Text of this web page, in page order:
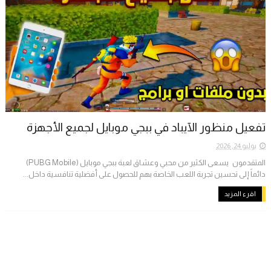
تفعيل منظور الآيباد في ببجي موبايل لجميع الأجهزة
يوليو 24, 2026
المتقدمون ​يسعى الكثير من محبي وعشاق لعبة ببجي موبايل (PUBG Mobile)
دائماً إلى تحسين تجربة اللعب الخاصة بهم للحصول على أفضلية تنافسية داخل...
اقرء المزيد